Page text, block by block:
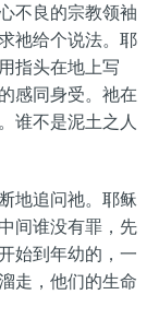
不良的宗教领袖
祂给个说法。耶
指头在地上写
感同身受。祂在
谁不是泥土之人
地追问祂。耶稣
间谁没有罪，先
始到年幼的，一
走，他们的生命